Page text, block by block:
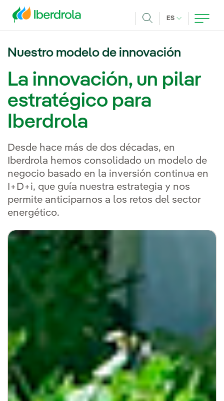
ES IDIOMA
Nuestro modelo de innovación
La innovación, un pilar
estratégico para
Iberdrola
Desde hace más de dos décadas, en
Iberdrola hemos consolidado un modelo de
negocio basado en la inversión continua en
I+D+i, que guía nuestra estrategia y nos
permite anticiparnos a los retos del sector
energético.